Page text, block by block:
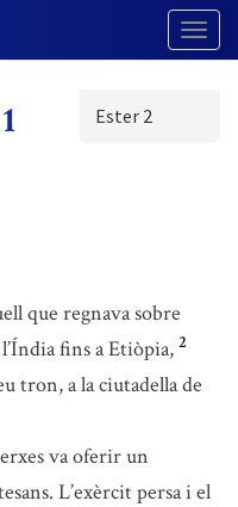
Ester 2
que regnava sobre
fins a Etiòpia, 2
tron, a la ciutadella de
va oferir un
L’exèrcit persa i el